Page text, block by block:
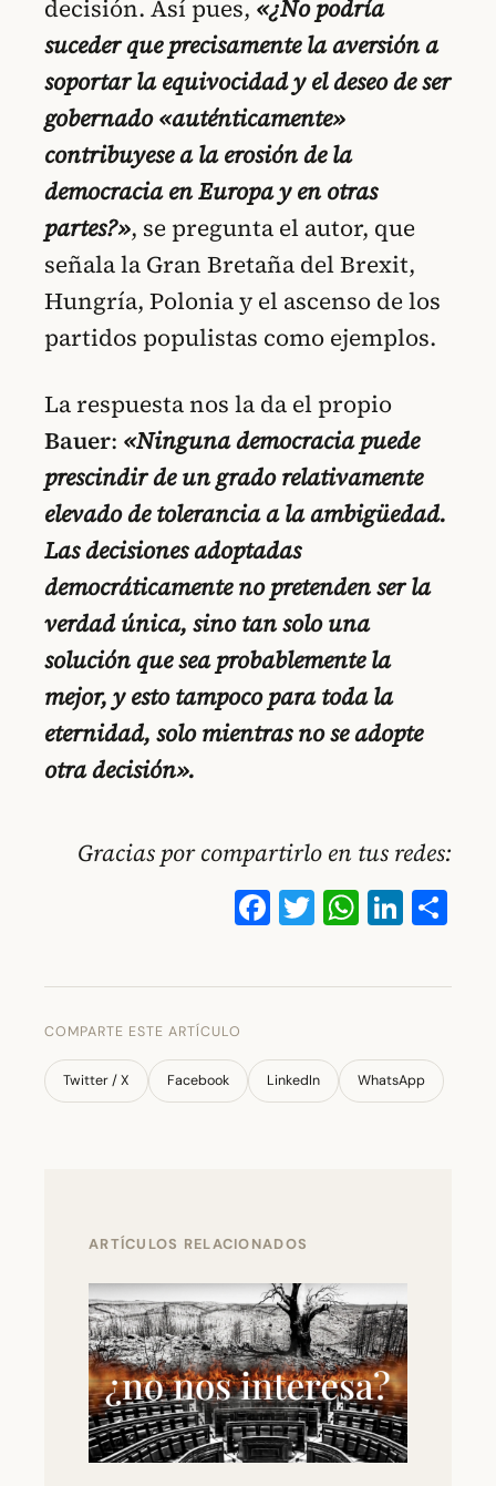
decisión. Así pues, «¿No podría
suceder que precisamente la aversión a
soportar la equivocidad y el deseo de ser
gobernado «auténticamente»
contribuyese a la erosión de la
democracia en Europa y en otras
partes?», se pregunta el autor, que
señala la Gran Bretaña del Brexit,
Hungría, Polonia y el ascenso de los
partidos populistas como ejemplos.
La respuesta nos la da el propio
Bauer: «Ninguna democracia puede
prescindir de un grado relativamente
elevado de tolerancia a la ambigüedad.
Las decisiones adoptadas
democráticamente no pretenden ser la
verdad única, sino tan solo una
solución que sea probablemente la
mejor, y esto tampoco para toda la
eternidad, solo mientras no se adopte
otra decisión».
Gracias por compartirlo en tus redes:
Facebook
Twitter
COMPARTE ESTE ARTÍCULO
Twitter / X Facebook LinkedIn WhatsApp
ARTÍCULOS RELACIONADOS